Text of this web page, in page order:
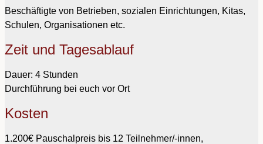
Beschäftigte von Betrieben, sozialen Einrichtungen, Kitas,
Schulen, Organisationen etc.
Zeit und Tagesablauf
Dauer: 4 Stunden
Durchführung bei euch vor Ort
Kosten
1.200€ Pauschalpreis bis 12 Teilnehmer/-innen,